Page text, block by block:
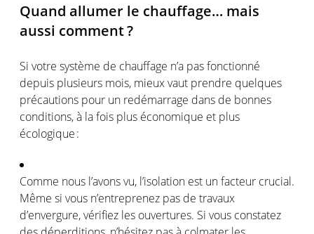
Quand allumer le chauffage… mais
aussi comment ?
Si votre système de chauffage n’a pasfonctionné
depuis plusieurs mois, mieuxvaut prendre quelques
précautions pour un redémarrage dans de bonnes
conditions, à lafois plus économique et plus
écologique:
Comme nous l’avonsvu, l’isolation est unfacteur crucial.
Même si vous n’entreprenez pas de travaux
d’envergure,vérifiez les ouvertures. Si vous constatez